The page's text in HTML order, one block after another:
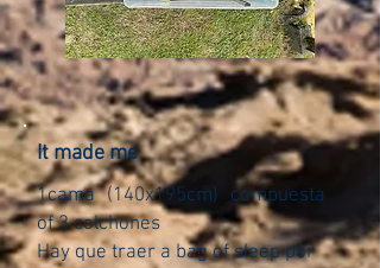
It made me
1cama (140x195cm) compuesta
of 3 colchones
Hay que traer a bag of sleep por